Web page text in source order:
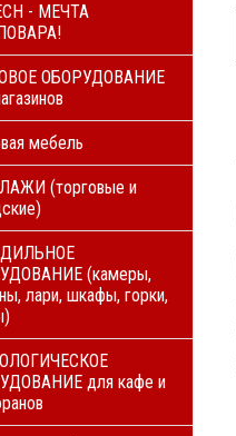
- МЕЧТА
ОБОРУДОВАНИЕ
мебель
(торговые и
(камеры,
лари, шкафы, горки,
для кафе и